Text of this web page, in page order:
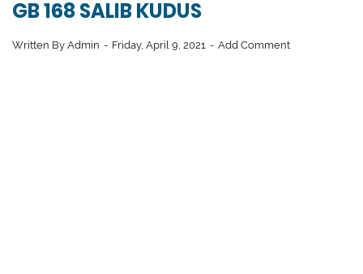
GB 168 SALIB KUDUS
Written By Admin Friday, April 9, 2021 Add Comment